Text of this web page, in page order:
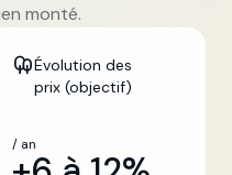
monté.
Évolution des
prix (objectif)
/ an